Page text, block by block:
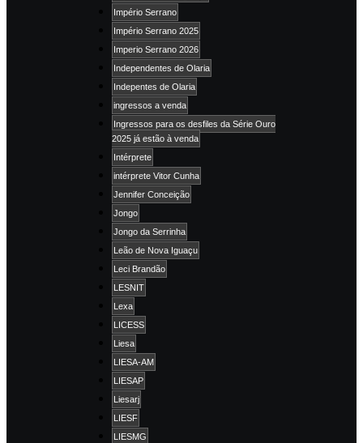
Império Serrano
Império Serrano 2025
Imperio Serrano 2026
Independentes de Olaria
Indepentes de Olaria
ingressos a venda
Ingressos para os desfiles da Série Ouro
2025 já estão à venda
Intérprete
intérprete Vitor Cunha
Jennifer Conceição
Jongo
Jongo da Serrinha
Leão de Nova Iguaçu
Leci Brandão
LESNIT
Lexa
LICESS
Liesa
LIESA-AM
LIESAP
Liesarj
LIESF
LIESMG